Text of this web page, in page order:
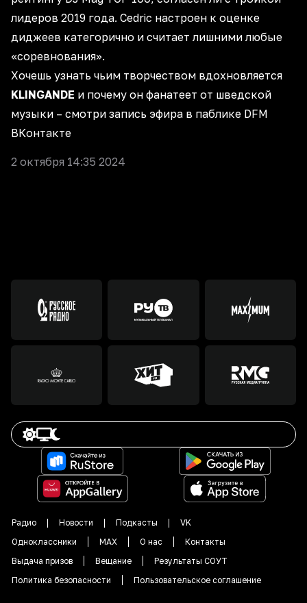
лидеров 2019 года. Cedric настроен к оценке
диджеев категорично и считает лишними любые
«соревнования».
Хочешь узнать чьим творчеством вдохновляется
KLINGANDE и почему он фанатеет от шведской
музыки – смотри запись эфира в паблике DFM
ВКонтакте
2 октября 14:35 2024
Радио Новости Подкасты
VK
Одноклассники
MAX О нас
Контакты
Выдача призов
Вещание
Результаты СОУТ
Политика безопасности
Пользовательское соглашение